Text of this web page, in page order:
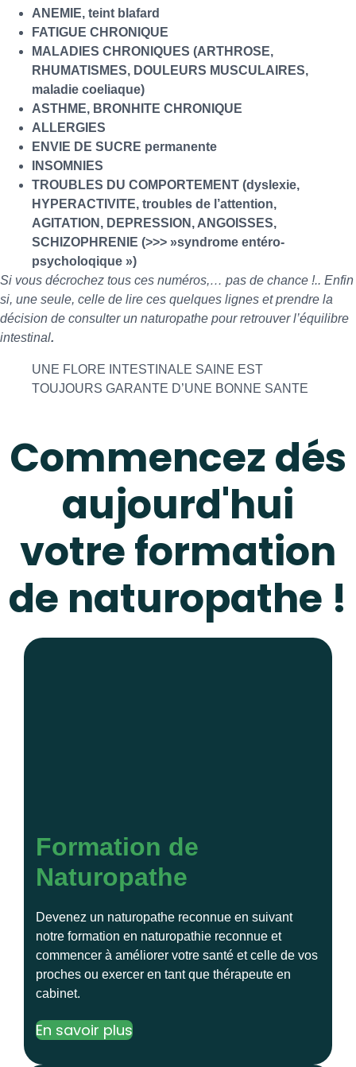
ANEMIE, teint blafard
FATIGUE CHRONIQUE
MALADIES CHRONIQUES (ARTHROSE,
RHUMATISMES, DOULEURS MUSCULAIRES,
maladie coeliaque)
ASTHME, BRONHITE CHRONIQUE
ALLERGIES
ENVIE DE SUCRE permanente
INSOMNIES
TROUBLES DU COMPORTEMENT (dyslexie,
HYPERACTIVITE, troubles de l’attention,
AGITATION, DEPRESSION, ANGOISSES,
SCHIZOPHRENIE (>>> »syndrome entéro-
psycholoqique »)
Si vous décrochez tous ces numéros,… pas de chance !.. Enfin
si, une seule, celle de lire ces quelques lignes et prendre la
décision de consulter un naturopathe pour retrouver l’équilibre
intestinal.
UNE FLORE INTESTINALE SAINE EST
TOUJOURS GARANTE D’UNE BONNE SANTE
Commencez dés
aujourd'hui
votre formation
de naturopathe !
Formation de
Naturopathe
Devenez un naturopathe reconnue en suivant
notre formation en naturopathie reconnue et
commencer à améliorer votre santé et celle de vos
proches ou exercer en tant que thérapeute en
cabinet.
En savoir plus